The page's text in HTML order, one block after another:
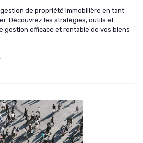
de propriété immobilière en tant
Découvrez les stratégies, outils et
gestion efficace et rentable de vos biens